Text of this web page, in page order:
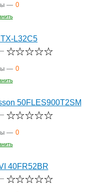
— 0
L32C5
— 0
50FLES900T2SM
— 0
40FR52BR